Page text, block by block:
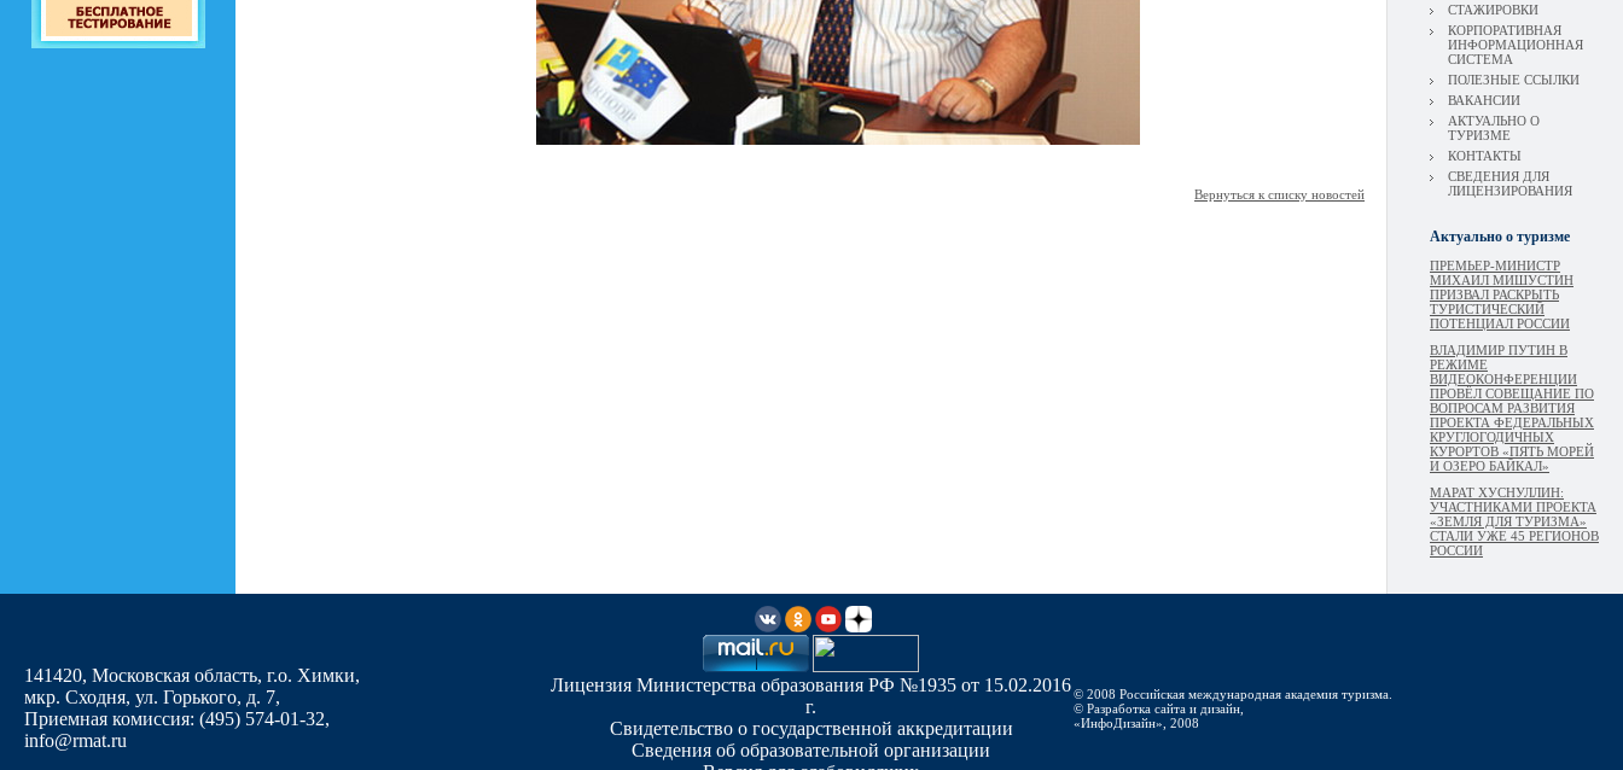
Вернуться к списку новостей
СТАЖИРОВКИ
КОРПОРАТИВНАЯ
ИНФОРМАЦИОННАЯ
СИСТЕМА
ПОЛЕЗНЫЕ ССЫЛКИ
ВАКАНСИИ
АКТУАЛЬНО О
ТУРИЗМЕ
КОНТАКТЫ
СВЕДЕНИЯ ДЛЯ
ЛИЦЕНЗИРОВАНИЯ
Актуально о туризме
ПРЕМЬЕР-МИНИСТР
МИХАИЛ МИШУСТИН
ПРИЗВАЛ РАСКРЫТЬ
ТУРИСТИЧЕСКИЙ
ПОТЕНЦИАЛ РОССИИ
ВЛАДИМИР ПУТИН В
РЕЖИМЕ
ВИДЕОКОНФЕРЕНЦИИ
ПРОВЁЛ СОВЕЩАНИЕ ПО
ВОПРОСАМ РАЗВИТИЯ
ПРОЕКТА ФЕДЕРАЛЬНЫХ
КРУГЛОГОДИЧНЫХ
КУРОРТОВ «ПЯТЬ МОРЕЙ
И ОЗЕРО БАЙКАЛ»
МАРАТ ХУСНУЛЛИН:
УЧАСТНИКАМИ ПРОЕКТА
«ЗЕМЛЯ ДЛЯ ТУРИЗМА»
СТАЛИ УЖЕ 45 РЕГИОНОВ
РОССИИ
141420, Московская область, г.о. Химки,
мкр. Сходня, ул. Горького, д. 7,
Приемная комиссия: (495) 574-01-32,
info@rmat.ru
Лицензия Министерства образования РФ №1935 от 15.02.2016
г.
Свидетельство о государственной аккредитации
Сведения об образовательной организации
© 2008 Российская международная академия туризма.
© Разработка сайта и дизайн,
«ИнфоДизайн», 2008